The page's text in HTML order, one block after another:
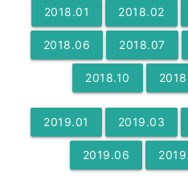
2018.01 2018.02
2018.06 2018.07
2018.10 2018
2019.01 2019.03
2019.06 2019.